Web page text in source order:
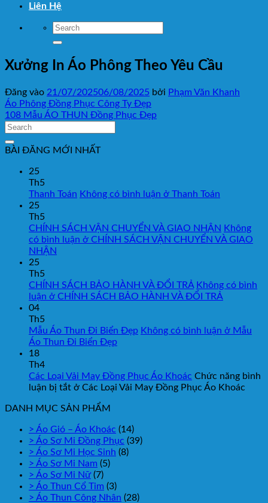
Liên Hệ
Xưởng In Áo Phông Theo Yêu Cầu
Đăng vào 21/07/202506/08/2025 bởi Phạm Văn Khanh
Áo Phông Đồng Phục Công Ty Đẹp
108 Mẫu ÁO THUN Đồng Phục Đẹp
BÀI ĐĂNG MỚI NHẤT
25
Th5
Thanh Toán Không có bình luận ở Thanh Toán
25
Th5
CHÍNH SÁCH VẬN CHUYỂN VÀ GIAO NHẬN Không
có bình luận ở CHÍNH SÁCH VẬN CHUYỂN VÀ GIAO
NHẬN
25
Th5
CHÍNH SÁCH BẢO HÀNH VÀ ĐỔI TRẢ Không có bình
luận ở CHÍNH SÁCH BẢO HÀNH VÀ ĐỔI TRẢ
04
Th5
Mẫu Áo Thun Đi Biển Đẹp Không có bình luận ở Mẫu
Áo Thun Đi Biển Đẹp
18
Th4
Các Loại Vải May Đồng Phục Áo Khoác Chức năng bình
luận bị tắt ở Các Loại Vải May Đồng Phục Áo Khoác
DANH MỤC SẢN PHẨM
> Áo Gió – Áo Khoác (14)
> Áo Sơ Mi Đồng Phục (39)
> Áo Sơ Mi Học Sinh (8)
> Áo Sơ Mi Nam (5)
> Áo Sơ Mi Nữ(7)
> Áo Thun Cổ Tim (3)
> Áo Thun Công Nhân (28)